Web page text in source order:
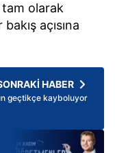
olarak
açısına
HABER
geçtikçe kayboluyor